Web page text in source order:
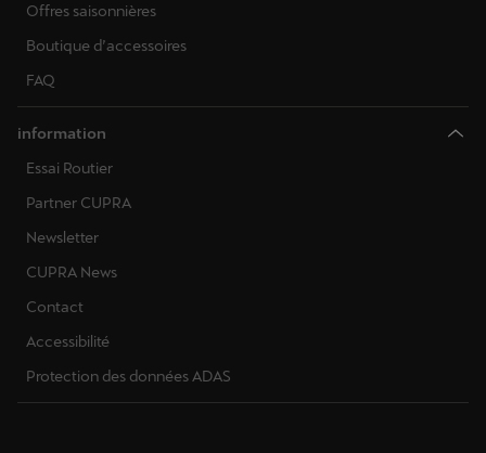
Offres saisonnières
Boutique d’accessoires
FAQ
information
Essai Routier
Partner CUPRA
Newsletter
CUPRA News
Contact
Accessibilité
Protection des données ADAS